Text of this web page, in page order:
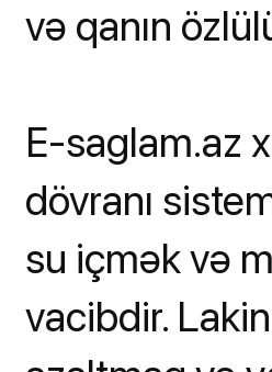
və qanın
E-saglam.az
dövranı
su içmək və
vacibdir.